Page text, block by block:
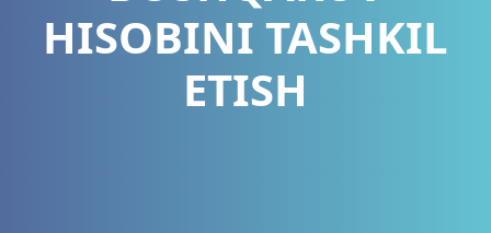
HISOBINI TASHKIL
ETISH